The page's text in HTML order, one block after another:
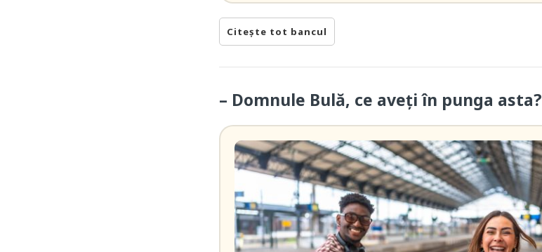
Citește tot bancul
– Domnule Bulă, ce aveți în punga asta?